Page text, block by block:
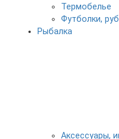
Термобелье
Футболки,
Рыбалка
Аксессуары,